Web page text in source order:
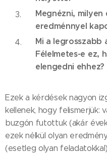
Megnézni,
eredménnyel
Mi a legrosszabb
Félelmetes-e ez,
elengedni ehhez?
Ezek a kérdések nagyon
kellenek, hogy felismerjük:
buzgón futottuk (akár
ezek nélkül olyan
(esetleg olyan